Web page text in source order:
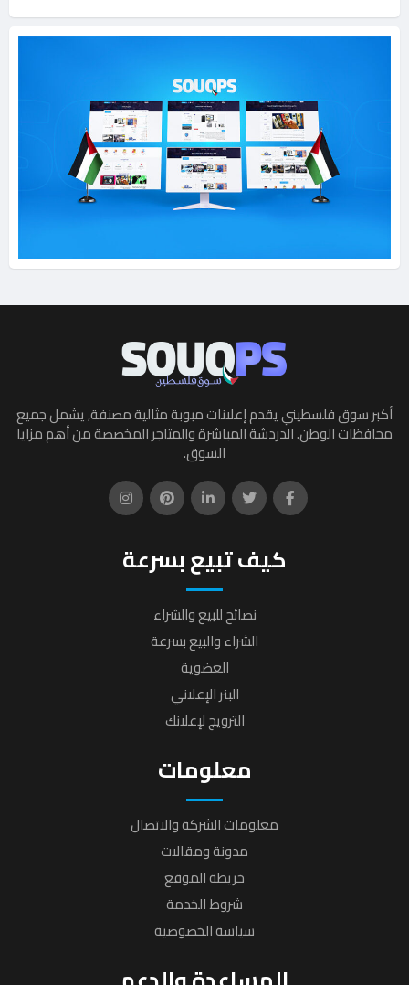
أكبر سوق فلسطيني يقدم إعلانات مبوبة مثالية مصنفة, يشمل جميع
محافظات الوطن. الدردشة المباشرة والمتاجر المخصصة من أهم مزايا
السوق.
كيف تبيع بسرعة
نصائح للبيع والشراء
الشراء والبيع بسرعة
العضوية
البنر الإعلاني
الترويج لإعلانك
معلومات
معلومات الشركة والاتصال
مدونة ومقالات
خريطة الموقع
شروط الخدمة
سياسة الخصوصية